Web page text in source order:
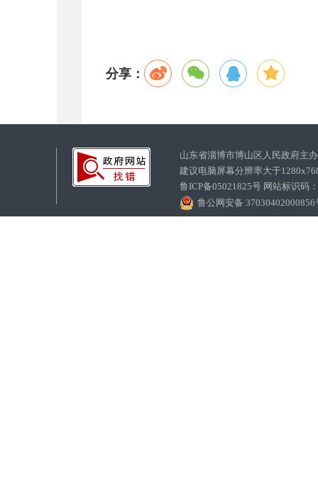
分享：
山东省淄博市博山区人民政府
建议电脑屏幕分辨率大于
鲁ICP备05021825号 网站标识码
鲁公网安备 37030402000856